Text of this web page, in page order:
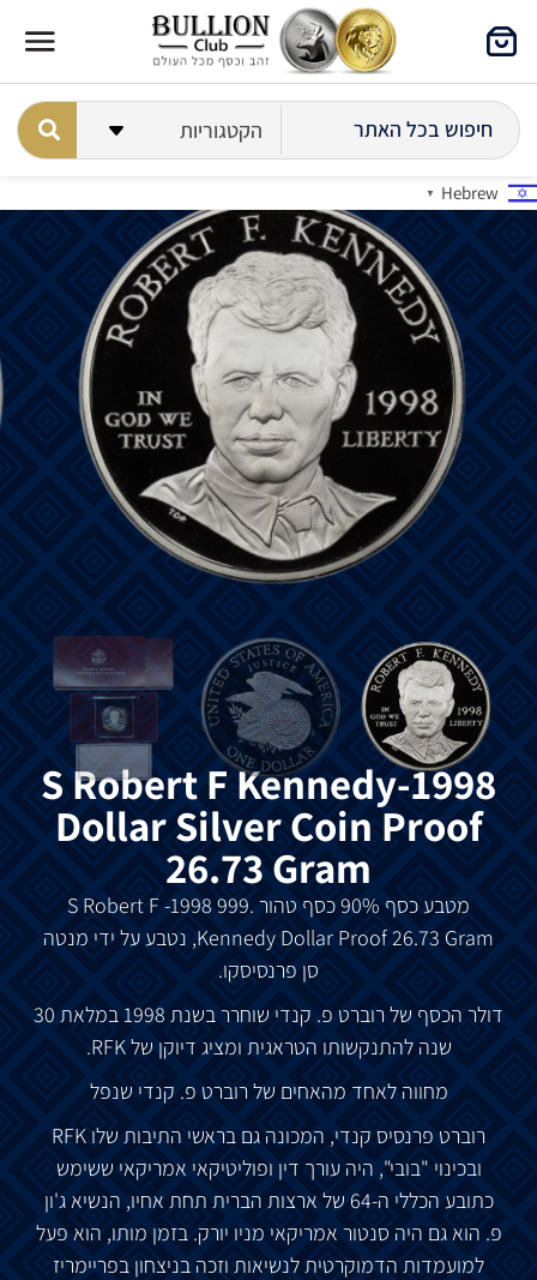
Hebrew
▼
1998-S Robert F Kennedy
Dollar Silver Coin Proof
26.73 Gram
מטבע כסף 90% כסף טהור .999
1998-S Robert F
Kennedy Dollar Proof 26.73 Gram
, נטבע על ידי מנטה
סן פרנסיסקו.
דולר הכסף של רוברט פ. קנדי שוחרר בשנת 1998 במלאת 30
שנה להתנקשותו הטראגית ומציג דיוקן של RFK.
מחווה לאחד מהאחים של רוברט פ. קנדי שנפל
רוברט פרנסיס קנדי, המכונה גם בראשי התיבות שלו RFK
ובכינוי "בובי", היה עורך דין ופוליטיקאי אמריקאי ששימש
כתובע הכללי ה-64 של ארצות הברית תחת אחיו, הנשיא ג'ון
פ. הוא גם היה סנטור אמריקאי מניו יורק. בזמן מותו, הוא פעל
למועמדות הדמוקרטית לנשיאות וזכה בניצחון בפריימריז